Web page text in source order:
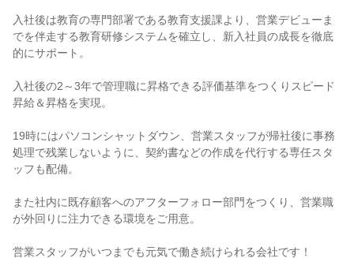
入社後は教育の専門部署である教育支援課より、営業デビューま
でを伴走する教育研修システムを確立し、新入社員の成長を徹底
的にサポート。
入社後の2～3年で管理職に昇格できる評価基準をつくりスピード
昇給＆昇格を実現。
19時にはパソコンシャットダウン、営業スタッフが帰社後に事務
処理で残業しないように、契約書などの作成を代行する専任スタ
ッフも配備。
また社内に既存顧客へのアフターフォロー部門をつくり、営業職
が外回りに注力できる環境をご用意。
営業スタッフがいつまでも元気で働き続けられる会社です！